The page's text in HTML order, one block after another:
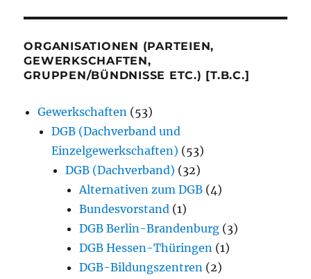
ORGANISATIONEN (PARTEIEN,
GEWERKSCHAFTEN,
GRUPPEN/BÜNDNISSE ETC.) [T.B.C.]
Gewerkschaften (53)
DGB (Dachverband und
Einzelgewerkschaften) (53)
DGB (Dachverband) (32)
Alternativen zum DGB (4)
Bundesvorstand (1)
DGB Berlin-Brandenburg (3)
DGB Hessen-Thüringen (1)
DGB-Bildungszentren (2)